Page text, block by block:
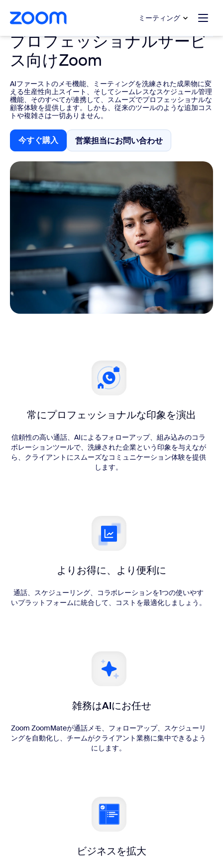
テンツへスキップ
ットへスキップ ミーティング
プロフェッショナルサービ
ス向けZoom
AIファーストのメモ機能、ミーティングを洗練された成果物に変
える生産性向上スイート、そしてシームレスなスケジュール管理
機能、そのすべてが連携して、スムーズでプロフェッショナルな
顧客体験を提供します。しかも、従来のツールのような追加コス
トや複雑さは一切ありません。
今すぐ購入
今すぐ購入
営業担当にお問い合わせ
営業担当にお問い合わせ
常にプロフェッショナルな印象を演出
信頼性の高い通話、AIによるフォローアップ、組み込みのコラ
ボレーションツールで、洗練された企業という印象を与えなが
ら、クライアントにスムーズなコミュニケーション体験を提供
します。
よりお得に、より便利に
通話、スケジューリング、コラボレーションを1つの使いやす
いプラットフォームに統合して、コストを最適化しましょう。
雑務はAIにお任せ
Zoom ZoomMateが通話メモ、フォローアップ、スケジューリ
ングを自動化し、チームがクライアント業務に集中できるよう
にします。
ビジネスを拡大